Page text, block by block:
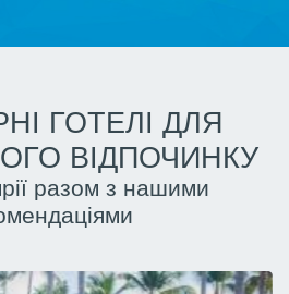
ГОТЕЛІ ДЛЯ
ВІДПОЧИНКУ
разом з нашими